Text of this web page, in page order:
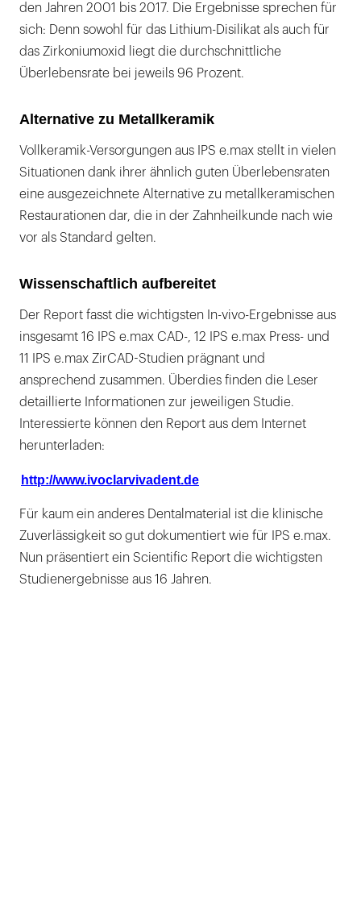
den Jahren 2001 bis 2017. Die Ergebnisse sprechen für
sich: Denn sowohl für das Lithium-Disilikat als auch für
das Zirkoniumoxid liegt die durchschnittliche
Überlebensrate bei jeweils 96 Prozent.
Alternative zu Metallkeramik
Vollkeramik-Versorgungen aus IPS e.max stellt in vielen
Situationen dank ihrer ähnlich guten Überlebensraten
eine ausgezeichnete Alternative zu metallkeramischen
Restaurationen dar, die in der Zahnheilkunde nach wie
vor als Standard gelten.
Wissenschaftlich aufbereitet
Der Report fasst die wichtigsten In-vivo-Ergebnisse aus
insgesamt 16 IPS e.max CAD-, 12 IPS e.max Press- und
11 IPS e.max ZirCAD-Studien prägnant und
ansprechend zusammen. Überdies finden die Leser
detaillierte Informationen zur jeweiligen Studie.
Interessierte können den Report aus dem Internet
herunterladen:
http://www.ivoclarvivadent.de
Für kaum ein anderes Dentalmaterial ist die klinische
Zuverlässigkeit so gut dokumentiert wie für IPS e.max.
Nun präsentiert ein Scientific Report die wichtigsten
Studienergebnisse aus 16 Jahren.